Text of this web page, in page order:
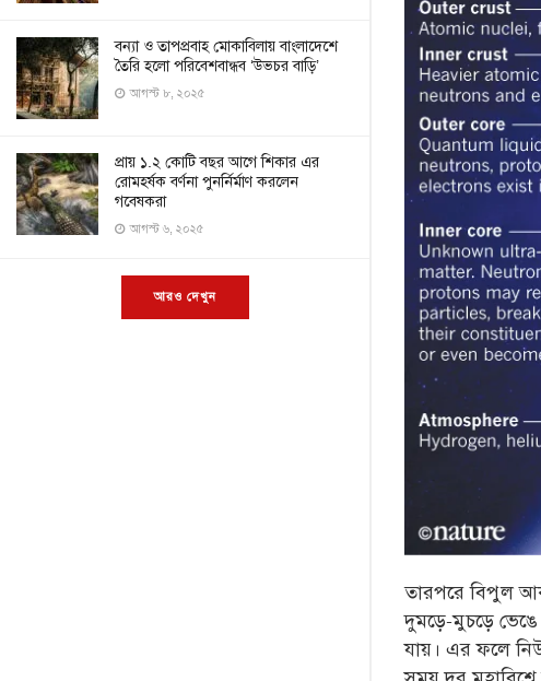
বন্যা ও তাপপ্রবাহ মোকাবিলায় বাংলাদেশে
তৈরি হলো পরিবেশবান্ধব ‘উভচর বাড়ি’
আগস্ট ৮, ২০২৫
প্রায় ১.২ কোটি বছর আগে শিকার এর
রোমহর্ষক বর্ণনা পুনর্নির্মাণ করলেন
গবেষকরা
আগস্ট ৬, ২০২৫
আরও দেখুন
তারপরে বিপুল
দুমড়ে-মুচড়ে ভেঙে
যায়। এর ফলে